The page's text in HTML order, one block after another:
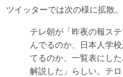
ツイッターでは次の様に拡散。
テレ朝が「昨夜の報ス
んでるのか、日本人学
てるのか、一覧表にし
解説した」らしい。テ